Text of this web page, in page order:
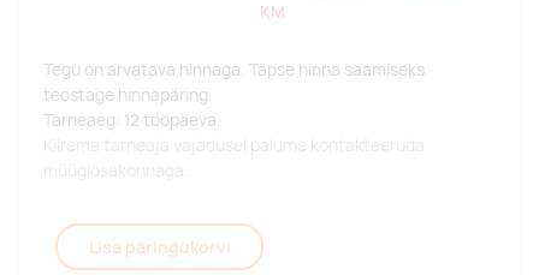
KM
Tegu on arvatava hinnaga. Täpse hinna saamiseks
teostage hinnapäring.
Tarneaeg: 12 tööpäeva.
Kiirema tarneaja vajadusel palume kontakteeruda
müügiosakonnaga.
Lisa päringukorvi